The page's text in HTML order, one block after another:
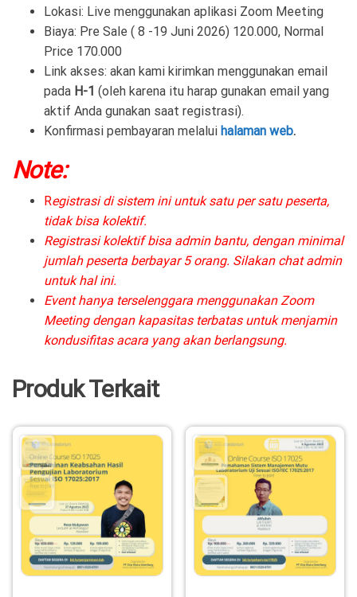
Lokasi: Live menggunakan aplikasi Zoom Meeting
Biaya: Pre Sale ( 8 -19 Juni 2026) 120.000, Normal
Price 170.000
Link akses: akan kami kirimkan menggunakan email
pada H-1 (oleh karena itu harap gunakan email yang
aktif Anda gunakan saat registrasi).
Konfirmasi pembayaran melalui halaman web.
Note:
Registrasi di sistem ini untuk satu per satu peserta,
tidak bisa kolektif.
Registrasi kolektif bisa admin bantu, dengan minimal
jumlah peserta berbayar 5 orang. Silakan chat admin
untuk hal ini.
Event hanya terselenggara menggunakan Zoom
Meeting dengan kapasitas terbatas untuk menjamin
kondusifitas acara yang akan berlangsung.
Produk Terkait